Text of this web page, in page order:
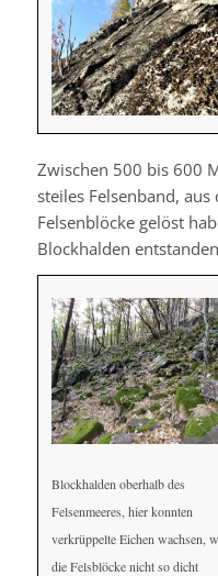
Zwischen 500 bis 600
steiles Felsenband,
Felsenblöcke gelöst
Blockhalden
Blockhalden oberhalb des
Felsenmeeres, hier konnten
verkrüppelte Eichen wachsen,
die Felsblöcke nicht so dicht